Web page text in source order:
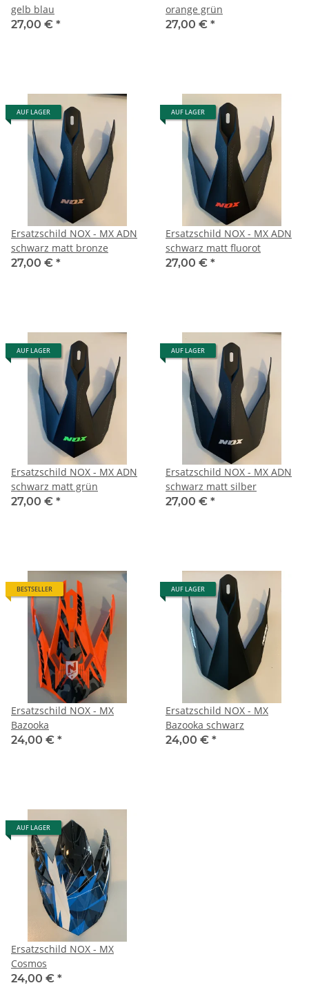
gelb blau
27,00 € *
orange grün
27,00 € *
AUF LAGER
Ersatzschild NOX - MX ADN
schwarz matt bronze
27,00 € *
AUF LAGER
Ersatzschild NOX - MX ADN
schwarz matt fluorot
27,00 € *
AUF LAGER
Ersatzschild NOX - MX ADN
schwarz matt grün
27,00 € *
AUF LAGER
Ersatzschild NOX - MX ADN
schwarz matt silber
27,00 € *
BESTSELLER
Ersatzschild NOX - MX
Bazooka
24,00 € *
AUF LAGER
Ersatzschild NOX - MX
Bazooka schwarz
24,00 € *
AUF LAGER
Ersatzschild NOX - MX
Cosmos
24,00 € *